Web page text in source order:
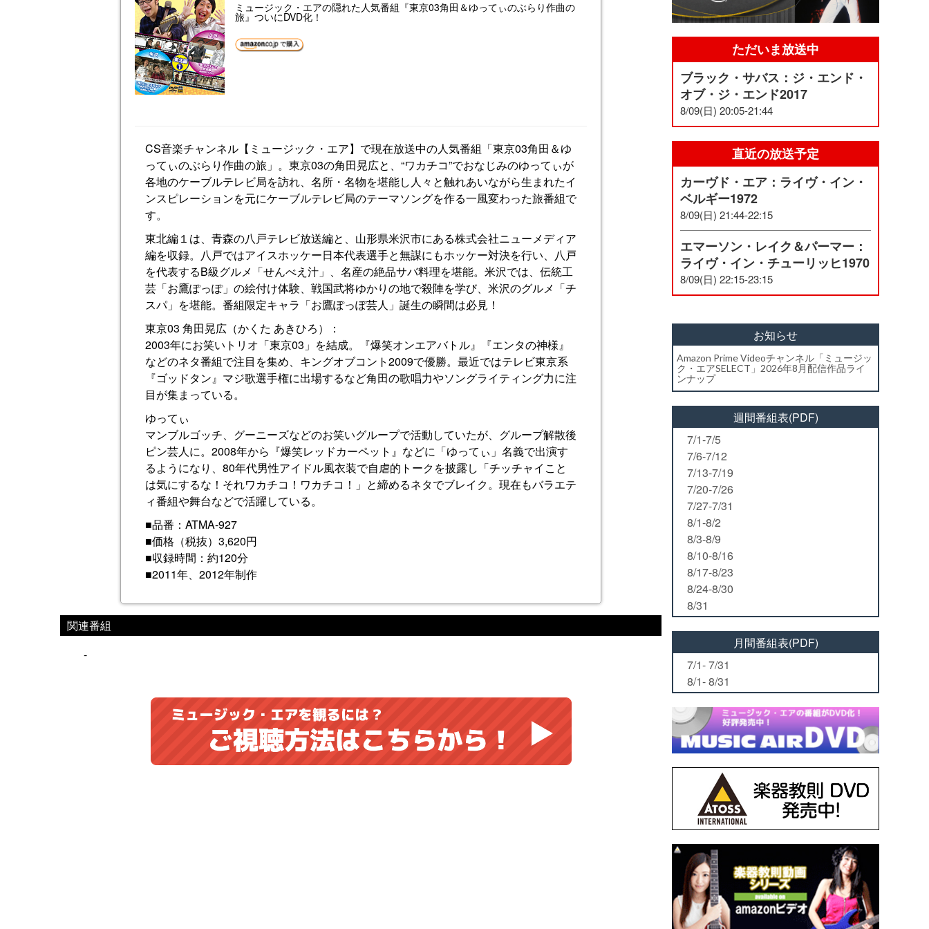
ミュージック・エアの隠れた人気番組『東京03角田＆ゆってぃのぶらり作曲の
旅』ついにDVD化！
CS音楽チャンネル【ミュージック・エア】で現在放送中の人気番組「東京03角田＆ゆ
ってぃのぶらり作曲の旅」。東京03の角田晃広と、“ワカチコ”でおなじみのゆってぃが
各地のケーブルテレビ局を訪れ、名所・名物を堪能し人々と触れあいながら生まれたイ
ンスピレーションを元にケーブルテレビ局のテーマソングを作る一風変わった旅番組で
す。
東北編１は、青森の八戸テレビ放送編と、山形県米沢市にある株式会社ニューメディア
編を収録。八戸ではアイスホッケー日本代表選手と無謀にもホッケー対決を行い、八戸
を代表するB級グルメ「せんべえ汁」、名産の絶品サバ料理を堪能。米沢では、伝統工
芸「お鷹ぽっぽ」の絵付け体験、戦国武将ゆかりの地で殺陣を学び、米沢のグルメ「チ
スパ」を堪能。番組限定キャラ「お鷹ぽっぽ芸人」誕生の瞬間は必見！
東京03 角田晃広（かくた あきひろ）：
2003年にお笑いトリオ「東京03」を結成。『爆笑オンエアバトル』『エンタの神様』
などのネタ番組で注目を集め、キングオブコント2009で優勝。最近ではテレビ東京系
『ゴッドタン』マジ歌選手権に出場するなど角田の歌唱力やソングライティング力に注
目が集まっている。
ゆってぃ
マンブルゴッチ、グーニーズなどのお笑いグループで活動していたが、グループ解散後
ピン芸人に。2008年から『爆笑レッドカーペット』などに「ゆってぃ」名義で出演す
るようになり、80年代男性アイドル風衣装で自虐的トークを披露し「チッチャイこと
は気にするな！それワカチコ！ワカチコ！」と締めるネタでブレイク。現在もバラエテ
ィ番組や舞台などで活躍している。
■品番：ATMA-927
■価格（税抜）3,620円
■収録時間：約120分
■2011年、2012年制作
関連番組
-
ただいま放送中
ブラック・サバス：ジ・エンド・
オブ・ジ・エンド2017
8/09(日) 20:05-21:44
直近の放送予定
カーヴド・エア：ライヴ・イン・
ベルギー1972
8/09(日) 21:44-22:15
エマーソン・レイク＆パーマー：
ライヴ・イン・チューリッヒ1970
8/09(日) 22:15-23:15
お知らせ
Amazon Prime Videoチャンネル「ミュージッ
ク・エアSELECT」2026年8月配信作品ライ
ンナップ
週間番組表(PDF)
7/1-7/5
7/6-7/12
7/13-7/19
7/20-7/26
7/27-7/31
8/1-8/2
8/3-8/9
8/10-8/16
8/17-8/23
8/24-8/30
8/31
月間番組表(PDF)
7/1- 7/31
8/1- 8/31